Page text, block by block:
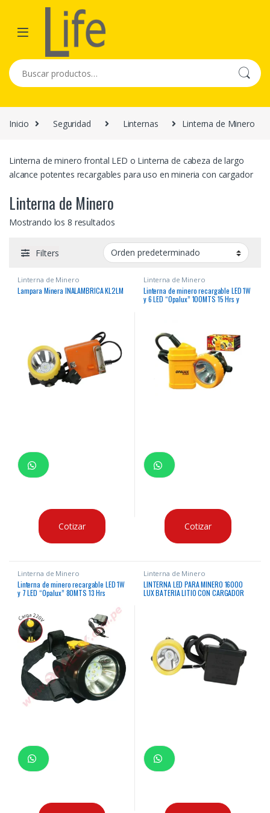
Skip to navigation
Skip to content
Buscar por:
Inicio Seguridad Linternas Linterna de Minero
Linterna de minero frontal LED o Linterna de cabeza de largo
alcance potentes recargables para uso en mineria con cargador
Linterna de Minero
Mostrando los 8 resultados
Filters
Linterna de Minero
Lampara Minera INALAMBRICA KL2LM
Cotizar
Linterna de Minero
Linterna de minero recargable LED 1W
y 6 LED “Opalux” 100MTS 15 Hrs y
Cotizar
Linterna de Minero
Linterna de minero recargable LED 1W
y 7 LED “Opalux” 80MTS 13 Hrs
Linterna de Minero
LINTERNA LED PARA MINERO 16000
LUX BATERIA LITIO CON CARGADOR